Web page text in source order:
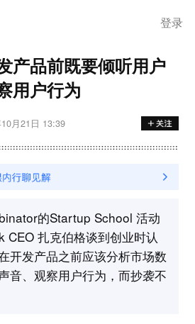
登录
产品前既要倾听用户
用户行为
月21日 13:39
的Startup School 活动
CEO 扎克伯格谈到创业时认
开发产品之前应该分析市场数
音、观察用户行为，而抄袭不